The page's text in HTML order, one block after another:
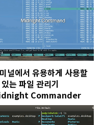
널에서 유용하게 사용할
는 파일 관리기
Commander